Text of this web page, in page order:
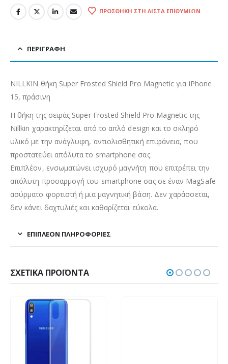
ΠΡΟΣΘΉΚΗ ΣΤΗ ΛΊΣΤΑ ΕΠΙΘΥΜΙΏΝ
ΠΕΡΙΓΡΑΦΉ
NILLKIN θήκη Super Frosted Shield Pro Magnetic για iPhone
15, πράσινη
Η θήκη της σειράς Super Frosted Shield Pro Magnetic της
Nillkin χαρακτηρίζεται από το απλό design και το σκληρό
υλικό με την ανάγλυφη, αντιολισθητική επιφάνεια, που
προστατεύει απόλυτα το smartphone σας.
Επιπλέον, ενσωματώνει ισχυρό μαγνήτη που επιτρέπει την
απόλυτη προσαρμογή του smartphone σας σε έναν MagSafe
ασύρματο φορτιστή ή μια μαγνητική βάση. Δεν χαράσσεται,
δεν κάνει δαχτυλιές και καθαρίζεται εύκολα.
ΕΠΙΠΛΈΟΝ ΠΛΗΡΟΦΟΡΊΕΣ
ΣΧΕΤΙΚΆ ΠΡΟΪΌΝΤΑ